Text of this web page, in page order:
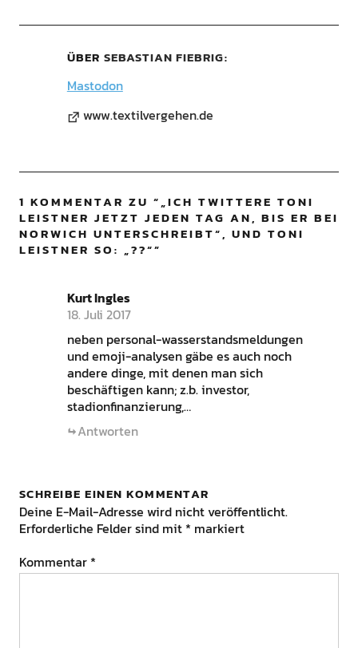
ÜBER SEBASTIAN FIEBRIG
Mastodon
www.textilvergehen.de
1 KOMMENTAR ZU “„ICH TWITTERE TONI
LEISTNER JETZT JEDEN TAG AN, BIS ER BEI
NORWICH UNTERSCHREIBT“, UND TONI
LEISTNER SO: „??“”
Kurt Ingles
18. Juli 2017
neben personal-wasserstandsmeldungen
und emoji-analysen gäbe es auch noch
andere dinge, mit denen man sich
beschäftigen kann; z.b. investor,
stadionfinanzierung,…
Antworten
SCHREIBE EINEN KOMMENTAR
Deine E-Mail-Adresse wird nicht veröffentlicht.
Erforderliche Felder sind mit * markiert
Kommentar *